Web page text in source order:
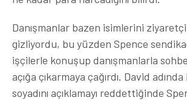
Danışmanlar bazen isimlerini
gizliyordu, bu yüzden Spence
işçilerle konuşup danışmanlarla
açığa çıkarmaya çağırdı. David
soyadını açıklamayı reddettiğinde